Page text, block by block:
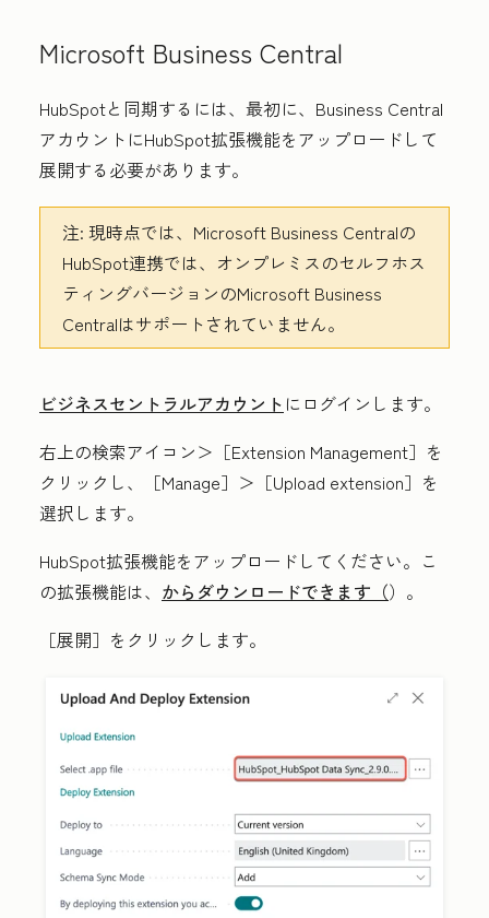
Microsoft Business Central
HubSpotと同期するには、最初に、Business Central
アカウントにHubSpot拡張機能をアップロードして
展開する必要があります。
注: 現時点では、Microsoft Business Centralの
HubSpot連携では、オンプレミスのセルフホス
ティングバージョンのMicrosoft Business
Centralはサポートされていません。
ビジネスセントラルアカウント にログインします。
右上の検索アイコン＞［Extension Management］ を
クリックし、［Manage］ ＞［Upload extension］ を
選択します。
HubSpot拡張機能をアップロードしてください。こ
の拡張機能は、 からダウンロードできます（）。
［展開］ をクリックします。